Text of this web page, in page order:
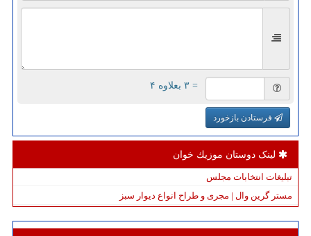
= ۳ بعلاوه ۴
فرستادن بازخورد
لینک دوستان موزیك خوان
تبلیغات انتخابات مجلس
مستر گرین وال | مجری و طراح انواع دیوار سبز